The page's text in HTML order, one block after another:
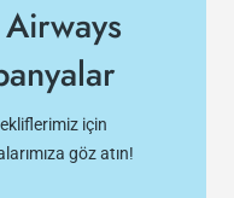
Airways
için
göz atın!